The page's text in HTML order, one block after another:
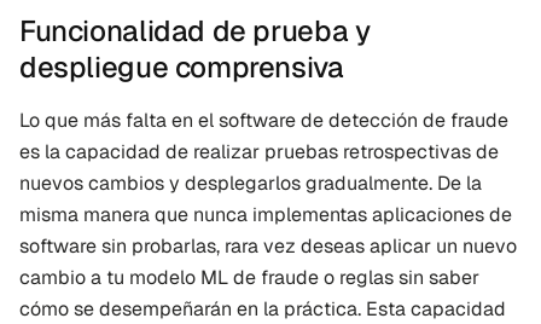
Funcionalidad de prueba y
despliegue comprensiva
Lo que más falta en el software de detección de fraude
es la capacidad de realizar pruebas retrospectivas de
nuevos cambios y desplegarlos gradualmente. De la
misma manera que nunca implementas aplicaciones de
software sin probarlas, rara vez deseas aplicar un nuevo
cambio a tu modelo ML de fraude o reglas sin saber
cómo se desempeñarán en la práctica. Esta capacidad